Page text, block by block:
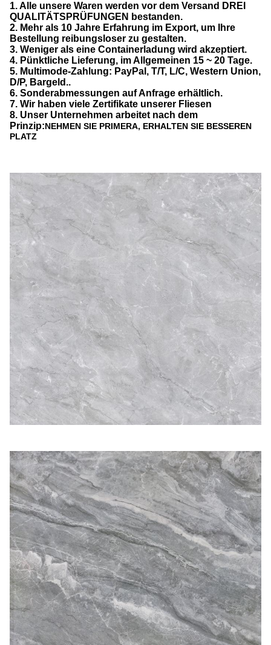
1. Alle unsere Waren werden vor dem Versand DREI
QUALITÄTSPRÜFUNGEN bestanden.
2. Mehr als 10 Jahre Erfahrung im Export, um Ihre
Bestellung reibungsloser zu gestalten.
3. Weniger als eine Containerladung wird akzeptiert.
4. Pünktliche Lieferung, im Allgemeinen 15 ~ 20 Tage.
5. Multimode-Zahlung: PayPal, T/T, L/C, Western Union,
D/P, Bargeld..
6. Sonderabmessungen auf Anfrage erhältlich.
7. Wir haben viele Zertifikate unserer Fliesen
8. Unser Unternehmen arbeitet nach dem
Prinzip:NEHMEN SIE PRIMERA, ERHALTEN SIE BESSEREN
PLATZ